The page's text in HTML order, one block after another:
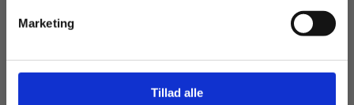
Marketing
Tillad alle